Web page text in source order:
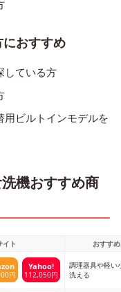
におすすめ
している方
用ビルトインモデルを
機おすすめ商
イト
おすす
円
Yahoo!
112,050円
調理器具や軽い
洗える